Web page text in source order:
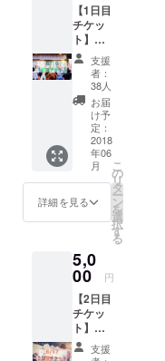
【1日目
チケッ
ト】
Greatlu
ckFES'
の
GreatL
uckFES
に参加
できる
チケッ
トで
す。
(OPEN)
12:00
)12:30
(CLOSE
)20:00
フェス
会
場:STIH
Lの森
支援
者：
38人
お届
け予
定：
2018
年06
月
詳細を見る
こ
の
リ
タ
ー
ン
を
選
択
す
る
5,0
00 円
【2日目
チケッ
ト】
Greatlu
ckFES'
支援